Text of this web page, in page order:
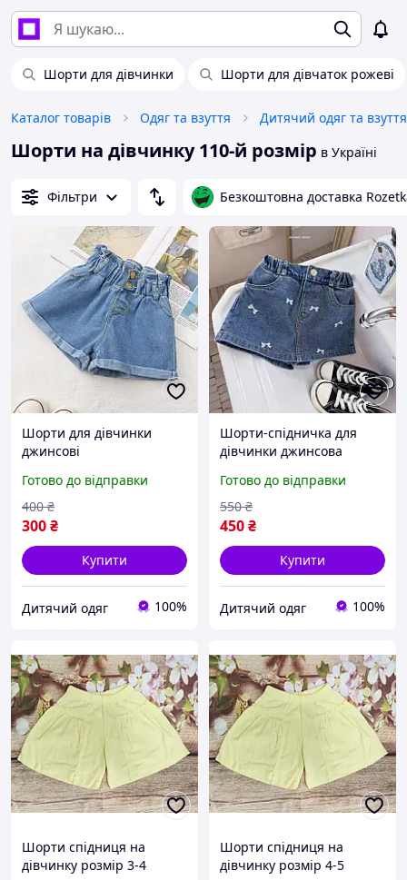
Шорти для дівчинки Шорти для дівчаток рожеві
Каталог товарів Одяг та взуття Дитячий одяг та взуття
Шорти на дівчинку 110-й розмір в Україні
Фільтри Безкоштовна доставка
Шорти для дівчинки
джинсові
Готово до відправки
300₴
400 ₴
Купити
Дитячий одяг 100%
Шорти-спідничка для
дівчинки джинсова
Готово до відправки
450₴
550 ₴
Купити
Дитячий одяг 100%
Шорти спідниця на
дівчинку розмір 3-4
Шорти спідниця на
дівчинку розмір 4-5